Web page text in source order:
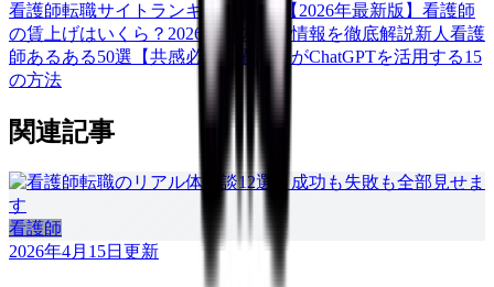
看護師転職サイトランキングTOP5【2026年最新版】 看護師
の賃上げはいくら？2026年度の最新情報を徹底解説新人看護
師あるある50選【共感必至】
看護師がChatGPTを活用する15
の方法
関連記事
看護師
2026年4月15日 更新